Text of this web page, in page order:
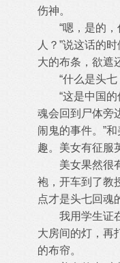
伤神。
“嗯，是的，
人？”说这话的
大的布条，欲遮
“什么是头七？
“这是中国的
魂会回到尸体旁
闹鬼的事件。”
趣。美女有征服
美女果然很有
袍，开车到了教
点才是头七回魂
我用学生证在
大房间的灯，再
的布帘。